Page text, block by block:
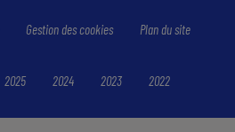
Gestion des cookies Plan du site
2025 2024 2023 2022